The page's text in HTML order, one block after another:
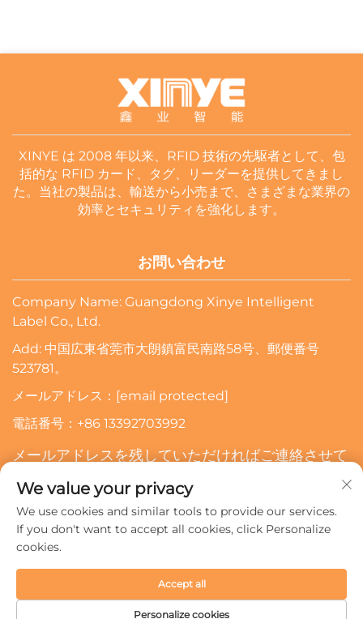
XINYE は 2008 年以来、RFID 技術の先駆者として、包
括的な RFID カード、タグ、リーダーを提供してきまし
た。当社の製品は、輸送から小売まで、さまざまな業界の
効率とセキュリティを強化します。
お問い合わせ
Company Name: Guangdong Xinye Intelligent
Label Co., Ltd.
Add: 中国広東省莞市大朗鎮富民南路58号、郵便番号
523781。
メールアドレス： [email protected]
電話番号： +86 13392703992
メールアドレスを残していただければご連絡させて
購読する
著作権 © 2024 広東新業インテリジェントラベル有限公司。すべ
ての権利は留保されます。 プライバシーポリシー
We value your privacy
We use cookies and similar tools to provide our services.
If you don't want to accept all cookies, click Personalize
cookies.
Personalize cookies
Accept all